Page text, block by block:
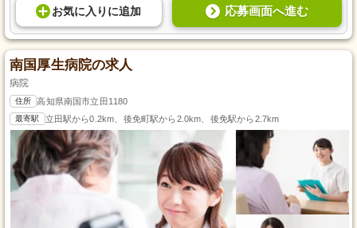
お気に入り に追加 応募画面へ進む
南国厚生病院の求人
病院
住所 高知県南国市立田1180
最寄駅 立田駅から0.2km、後免町駅から2.0km、後免駅から2.7km